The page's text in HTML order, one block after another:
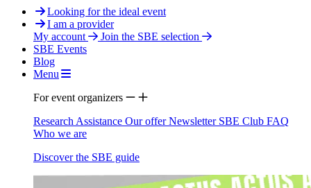
Looking for the ideal event
I am a provider
My account
Join the SBE selection
SBE Events
Blog
Menu
For event organizers
Research Assistance Our offerNewsletter SBE Club FAQ
Who we are
Discover the SBE guide